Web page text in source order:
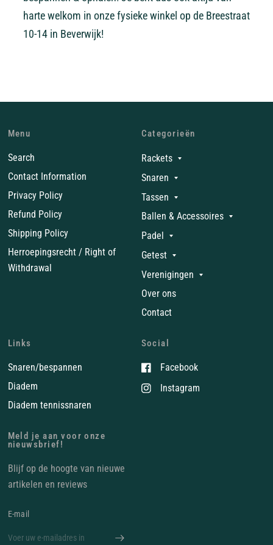
harte welkom in onze fysieke winkel op de Breestraat
10-14 in Beverwijk!
Menu
Search
Contact Information
Privacy Policy
Refund Policy
Shipping Policy
Herroepingsrecht / Right of
Withdrawal
Categorieën
Rackets
Snaren
Tassen
Ballen & Accessoires
Padel
Getest
Verenigingen
Over ons
Contact
Links
Snaren/bespannen
Diadem
Diadem tennissnaren
Social
Facebook
Instagram
Meld je aan voor onze
nieuwsbrief!
Blijf op de hoogte van nieuwe
artikelen en reviews
E‑mail